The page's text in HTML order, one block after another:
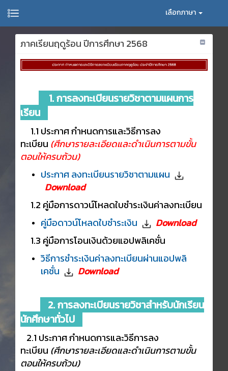
เลือกภาษา
ภาคเรียนฤดูร้อน ปีการศึกษา 2568
1. การลงทะเบียนรายวิชาตามแผนการ
เรียน
1.1 ประกาศ กำหนดการและวิธีการลง
ทะเบียน (ศึกษารายละเอียดและดำเนินการตามขั้น
ตอนให้ครบถ้วน)
ประกาศ ลงทะเบียนรายวิชาตามแผน
Download
1.2 คู่มือการดาวน์โหลดใบชำระเงินค่าลงทะเบียน
คู่มือดาวน์โหลดใบชำระเงิน
Download
1.3 คู่มือการโอนเงินด้วยแอปพลิเคชั่น
วิธีการชำระเงินค่าลงทะเบียนผ่านแอปพลิ
เคชั่น
Download
2. การลงทะเบียนรายวิชาสำหรับนักเรียน
นักศึกษาทั่วไป
2.1 ประกาศ กำหนดการและวิธีการลง
ทะเบียน (ศึกษารายละเอียดและดำเนินการตามขั้น
ตอนให้ครบถ้วน)